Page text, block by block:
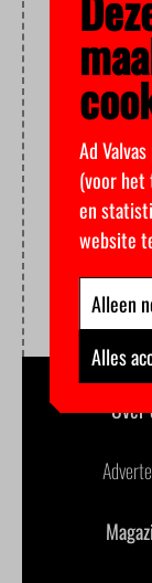
Over
Ad
(voor het
en
website
Alleen
Alles